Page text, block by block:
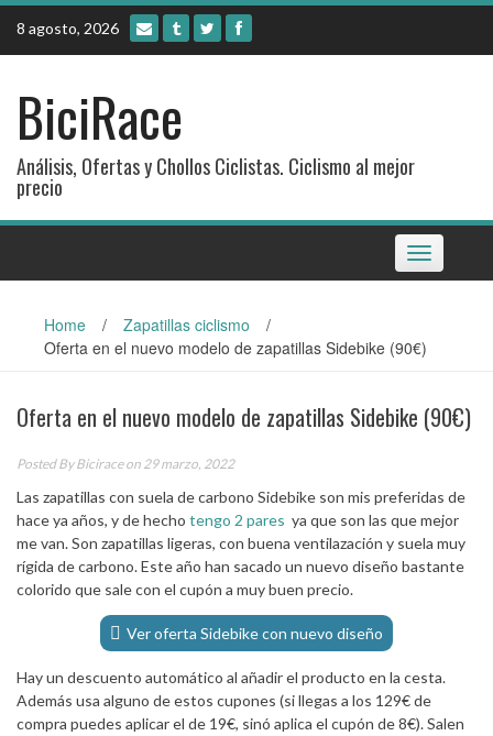
Skip
content
8 agosto, 2026
BiciRace
Análisis, Ofertas y Chollos Ciclistas. Ciclismo al mejor
precio
Toggle
navigation
Home / Zapatillas ciclismo
/
Oferta en el nuevo modelo de zapatillas Sidebike (90€)
Oferta en el nuevo modelo de zapatillas Sidebike (90€)
Posted ByBiciraceon 29 marzo, 2022
Las zapatillas con suela de carbono Sidebike son mis preferidas de
hace ya años, y de hecho tengo 2 pares ya que son las que mejor
me van. Son zapatillas ligeras, con buena ventilazación y suela muy
rígida de carbono. Este año han sacado un nuevo diseño bastante
colorido que sale con el cupón a muy buen precio.
Ver oferta Sidebike con nuevo diseño
Hay un descuento automático al añadir el producto en la cesta.
Además usa alguno de estos cupones (si llegas a los 129€ de
compra puedes aplicar el de 19€, sinó aplica el cupón de 8€). Salen